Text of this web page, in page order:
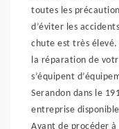
toutes les
d’éviter les
chute est très
la réparation de
s’équipent
Serandon dans le
entreprise
Avant de procéder